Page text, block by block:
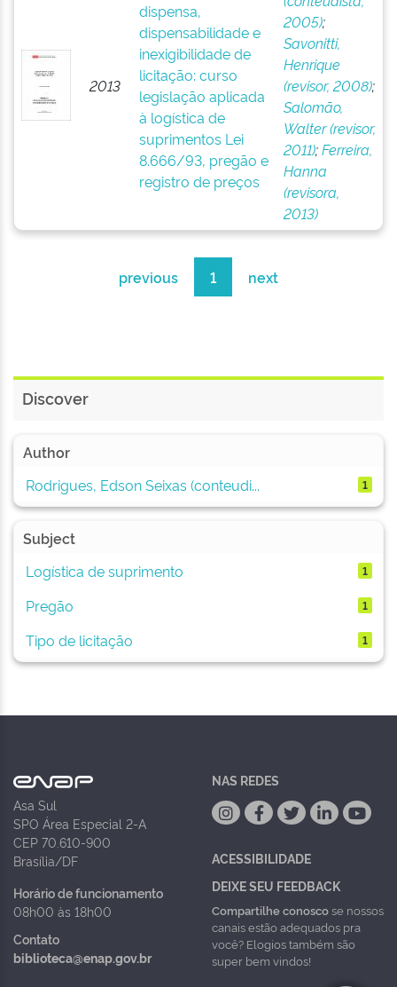
2013
dispensa,
dispensabilidade e
inexigibilidade de
licitação: curso
legislação aplicada
à logística de
suprimentos Lei
8.666/93, pregão e
registro de preços
2005);
Savonitti,
Henrique
(revisor, 2008);
Salomão,
Walter (revisor,
2011);Ferreira,
Hanna
(revisora,
2013)
previous 1 next
Discover
Author
Rodrigues, Edson Seixas (conteudi...
1
Subject
Logística de suprimento
1
Pregão 1
Tipo de licitação 1
Asa Sul
SPO Área Especial 2-A
CEP 70.610-900
Brasília/DF
Horário de funcionamento
08h00 às 18h00
Contato
biblioteca@enap.gov.br
NAS REDES
ACESSIBILIDADE
DEIXE SEU FEEDBACK
Compartilhe conoscose nossos
canais estão adequados pra
você? Elogios também são
super bem vindos!